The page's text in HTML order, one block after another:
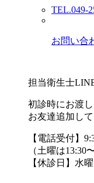
TEL.049-
お問い合
担当衛生士
初診時にお渡
お友達追加し
【電話受付】
（土曜は13:30
【休診日】水